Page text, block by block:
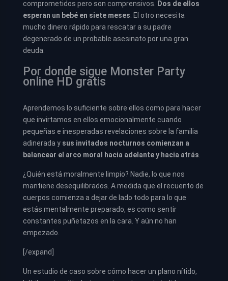
comprometidos pero son comprensivos.
Dos de ellos
esperan un bebé en siete meses . El otro necesita
mucho dinero rápido para rescatar a su padre
degenerado de un probable asesinato por una gran
deuda.
Por donde sigue Monster Party
online HD gratis
Aprendemos lo suficiente sobre ellos como para hacer
que invirtamos en ellos emocionalmente cuando
pequeñas e inesperadas revelaciones sobre la familia
adinerada y sus invitados nocturnos comienzan a
balancear el arco moral hacia adelante y hacia atrás
¿Quién está moralmente limpio? Nadie, lo que nos
mantiene desequilibrados. A medida que el recuento de
cuerpos comienza a dejar de lado todo para lo que
estás mentalmente preparado, es como sentir
constantes puñetazos en la cara. Y aún no han
empezado.
[/expand]
Un estudio de caso sobre cómo hacer un plano nítido,